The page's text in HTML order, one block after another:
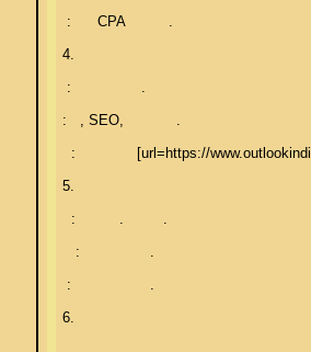
:      CPA          .
4.
:                .
:   , SEO,            .
:              [url=https://
5.
  :          .         .
   :                .
:                  .
6.